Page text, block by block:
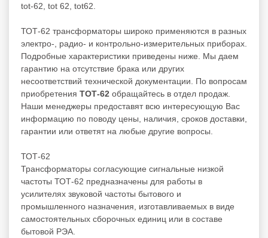
tot-62, tot 62, tot62.
ТОТ-62 трансформаторы широко применяются в разных
электро-, радио- и контрольно-измерительных приборах.
Подробные характеристики приведены ниже. Мы даем
гарантию на отсутствие брака или других
несоответствий технической документации. По вопросам
приобретения ТОТ-62 обращайтесь в отдел продаж.
Наши менеджеры предоставят всю интересующую Вас
информацию по поводу цены, наличия, сроков доставки,
гарантии или ответят на любые другие вопросы.
ТОТ-62
Трансформаторы согласующие сигнальные низкой
частоты ТОТ-62 предназначены для работы в
усилителях звуковой частоты бытового и
промышленного назначения, изготавливаемых в виде
самостоятельных сборочных единиц или в составе
бытовой РЭА.